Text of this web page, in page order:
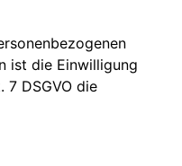
ist die Einwilligung
7 DSGVO die